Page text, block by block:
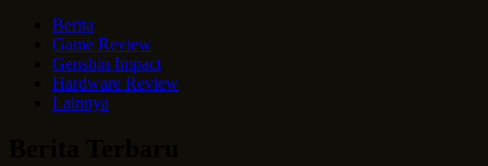
Berita
Game Review
Genshin Impact
Hardware Review
Lainnya